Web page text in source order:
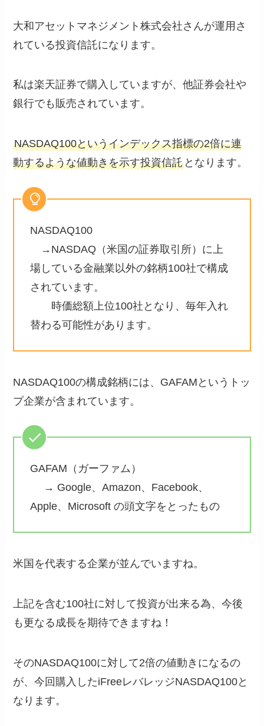
大和アセットマネジメント株式会社さんが運用さ
れている投資信託になります。
私は楽天証券で購入していますが、他証券会社や
銀行でも販売されています。
NASDAQ100というインデックス指標の2倍に連
動するような値動きを示す投資信託 となります。
NASDAQ100
→NASDAQ（米国の証券取引所）に上
場している金融業以外の銘柄100社で構成
されています。
時価総額上位100社となり、毎年入れ
替わる可能性があります。
NASDAQ100の構成銘柄には、GAFAMというトッ
プ企業が含まれています。
GAFAM（ガーファム）
→ Google、Amazon、Facebook、
Apple、Microsoft の頭文字をとったもの
米国を代表する企業が並んでいますね。
上記を含む100社に対して投資が出来る為、今後
も更なる成長を期待できますね！
そのNASDAQ100に対して2倍の値動きになるの
が、今回購入したiFreeレバレッジNASDAQ100と
なります。